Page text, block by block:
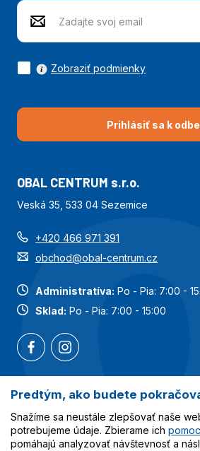
Prihlásiť sa k
Zobraziť podmienky
OBAL CENTRUM s.r.o.
Veská 35, 533 04 Sezemice
+420 466 971 391
obchod@obal-centrum.cz
Administratíva: Po - Pia: 7:00 -
Sklad: Po - Pia: 7:00 - 15:00
Najobľúbenejšie kategórie
Služby
Predtým, ako budete
Snažíme sa neustále zlepšovať naše
potrebujeme údaje. Zbierame ich
pomáhajú analyzovať návštevnosť a